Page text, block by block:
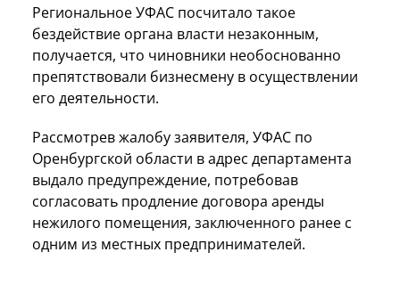
Региональное УФАС посчитало такое
бездействие органа власти незаконным,
получается, что чиновники необоснованно
препятствовали бизнесмену в осуществлении
его деятельности.
Рассмотрев жалобу заявителя, УФАС по
Оренбургской области в адрес департамента
выдало предупреждение, потребовав
согласовать продление договора аренды
нежилого помещения, заключенного ранее с
одним из местных предпринимателей.